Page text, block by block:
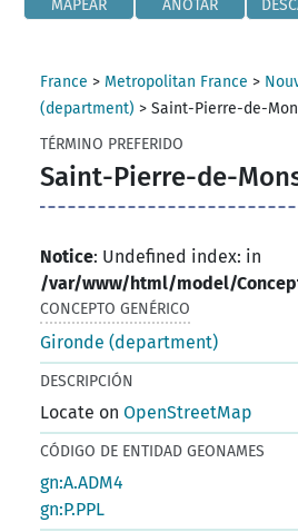
MAPEAR ANOTAR
France > Metropolitan France >
(department) >Saint-Pierre-de-
TÉRMINO PREFERIDO
Saint-Pierre-de-
Notice: Undefined index: in
/var/www/html/model/
CONCEPTO GENÉRICO
Gironde (department)
DESCRIPCIÓN
Locate onOpenStreetMap
CÓDIGO DE ENTIDAD GEONAMES
gn:A.ADM4
gn:P.PPL